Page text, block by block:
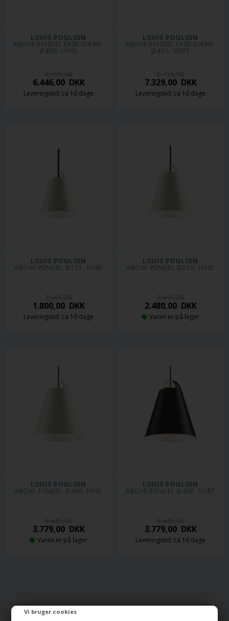
Vi bruger cookies
LOUIS POULSEN
ABOVE PENDEL FASE-DÆMP
Ø400, HVID
6.446,00DKK
Leveringstid: ca 10 dage
LOUIS POULSEN
ABOVE PENDEL FASE-DÆMP
Ø400, SORT
7.329,00DKK
Leveringstid: ca 10 dage
LOUIS POULSEN
ABOVE PENDEL Ø175, HVID
1.800,00DKK
Leveringstid: ca 10 dage
LOUIS POULSEN
ABOVE PENDEL Ø250, HVID
2.480,00DKK
Varen er på lager
LOUIS POULSEN
ABOVE PENDEL Ø400, HVID
3.779,00DKK
Varen er på lager
LOUIS POULSEN
ABOVE PENDEL Ø400, SORT
3.779,00DKK
Leveringstid: ca 10 dage
Se hvad vores kunder mener